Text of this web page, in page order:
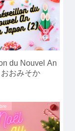
du Nouvel An
おみそか